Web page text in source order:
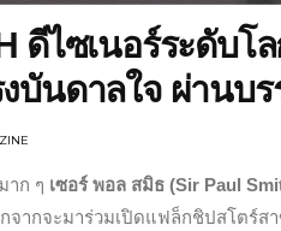
ดีไซเนอร์ระดับ
บันดาลใจ ผ่านบ
าก ๆ เซอร์ พอล สมิธ (Sir Paul
กจะมาร่วมเปิดแฟล็กชิปสโตร์สา